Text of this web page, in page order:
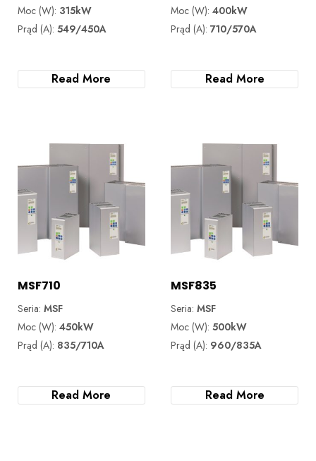
Moc (W): 315kW
Prąd (A): 549/450A
Read More
Moc (W):400kW
Prąd (A):710/570A
Read More
MSF710
Seria: MSF
Moc (W): 450kW
Prąd (A): 835/710A
Read More
MSF835
Seria:MSF
Moc (W):500kW
Prąd (A): 960/835A
Read More